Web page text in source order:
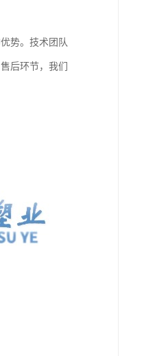
势。技术团队
后环节，我们